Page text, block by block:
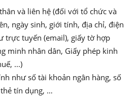
và liên hệ (đối với tổ chức và
ngày sinh, giới tính, địa chỉ, điện
trực tuyến (email), giấy tờ hợp
minh nhân dân, Giấy phép kinh
...)
như số tài khoản ngân hàng, số
tín dụng, …